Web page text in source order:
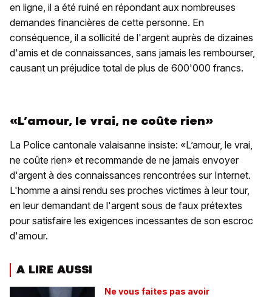
en ligne, il a été ruiné en répondant aux nombreuses
demandes financières de cette personne. En
conséquence, il a sollicité de l'argent auprès de dizaines
d'amis et de connaissances, sans jamais les rembourser,
causant un préjudice total de plus de 600'000 francs.
«L’amour, le vrai, ne coûte rien»
La Police cantonale valaisanne insiste: «L’amour, le vrai,
ne coûte rien» et recommande de ne jamais envoyer
d'argent à des connaissances rencontrées sur Internet.
L'homme a ainsi rendu ses proches victimes à leur tour,
en leur demandant de l'argent sous de faux prétextes
pour satisfaire les exigences incessantes de son escroc
d'amour.
A LIRE AUSSI
Ne vous faites pas avoir